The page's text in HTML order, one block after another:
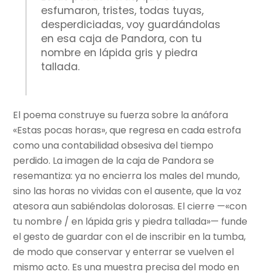
esfumaron, tristes, todas tuyas,
desperdiciadas, voy guardándolas
en esa caja de Pandora, con tu
nombre en lápida gris y piedra
tallada.
El poema construye su fuerza sobre la anáfora
«Estas pocas horas», que regresa en cada estrofa
como una contabilidad obsesiva del tiempo
perdido. La imagen de la caja de Pandora se
resemantiza: ya no encierra los males del mundo,
sino las horas no vividas con el ausente, que la voz
atesora aun sabiéndolas dolorosas. El cierre —«con
tu nombre / en lápida gris y piedra tallada»— funde
el gesto de guardar con el de inscribir en la tumba,
de modo que conservar y enterrar se vuelven el
mismo acto. Es una muestra precisa del modo en